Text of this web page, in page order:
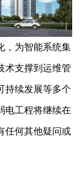
为智能系统集
术支撑到运维管
持续发展等多个
电工程将继续在
任何其他疑问或